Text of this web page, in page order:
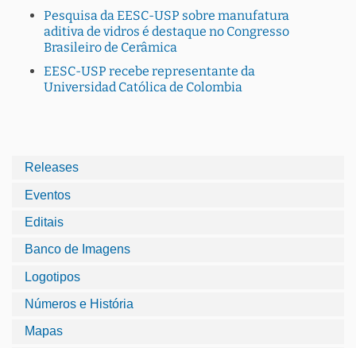
Pesquisa da EESC-USP sobre manufatura
aditiva de vidros é destaque no Congresso
Brasileiro de Cerâmica
EESC-USP recebe representante da
Universidad Católica de Colombia
Releases
Eventos
Editais
Banco de Imagens
Logotipos
Números e História
Mapas